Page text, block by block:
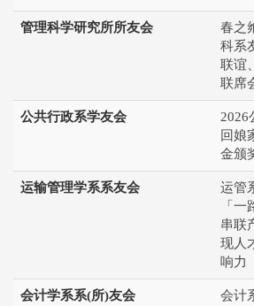
管理科学研究所所友会
春之
科系
联谊
联席
公共行政系学友会
2026
回娘
金颁
运输管理学系系友会
运管
「一
串联
现人
响力
会计学系系(所)友会
会计